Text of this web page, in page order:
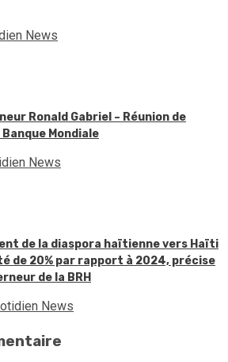
News
Ronald Gabriel – Réunion de
Mondiale
News
de la diaspora haïtienne vers Haïti
de 20% par rapport à 2024, précise
de la BRH
News